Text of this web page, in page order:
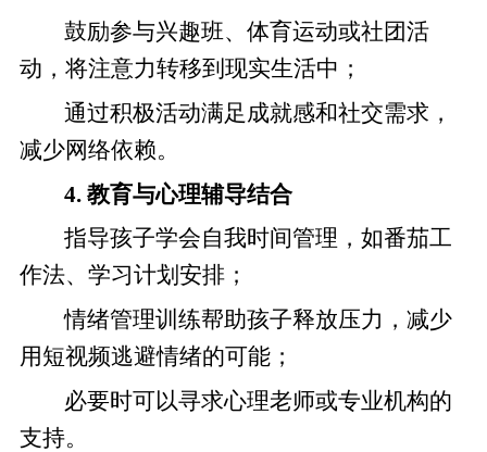
鼓励参与兴趣班、体育运动或社团活
动，将注意力转移到现实生活中；
通过积极活动满足成就感和社交需求，
减少网络依赖。
4. 教育与心理辅导结合
指导孩子学会自我时间管理，如番茄工
作法、学习计划安排；
情绪管理训练帮助孩子释放压力，减少
用短视频逃避情绪的可能；
必要时可以寻求心理老师或专业机构的
支持。